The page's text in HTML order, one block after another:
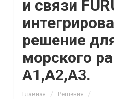
и связи
решение
морского
А1,А2,А3.
Главная / Решения /